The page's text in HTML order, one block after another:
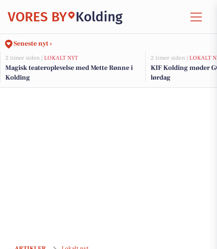
VORES BY Kolding
Seneste nyt ›
2 timer siden | LOKALT NYT
Magisk teateroplevelse med Mette Rønne i
Kolding
2 timer siden | LOKALT
KIF Kolding møder
lørdag